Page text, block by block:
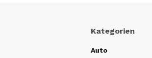
Kategorien
Auto